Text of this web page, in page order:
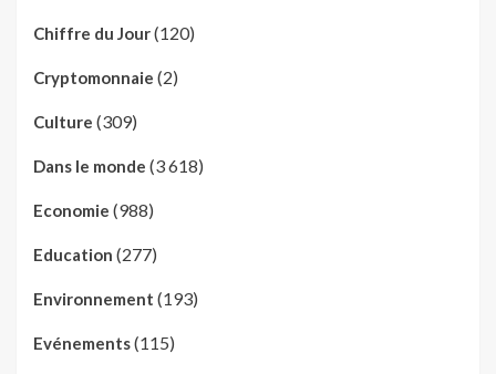
Chiffre du Jour(120)
Cryptomonnaie (2)
Culture (309)
Dans le monde (3 618)
Economie (988)
Education (277)
Environnement (193)
Evénements(115)